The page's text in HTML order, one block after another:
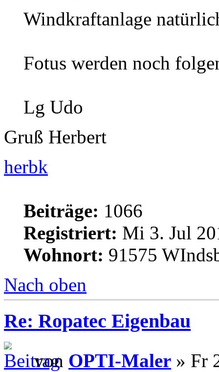
Windkraftanlage
Fotus werden noch
Lg Udo
Gruß Herbert
herbk
Beiträge: 1066
Registriert: Mi 3. Jul
Wohnort: 91575
Nach oben
Re: Ropatec Eigenbau
von OPTI-Maler » Fr